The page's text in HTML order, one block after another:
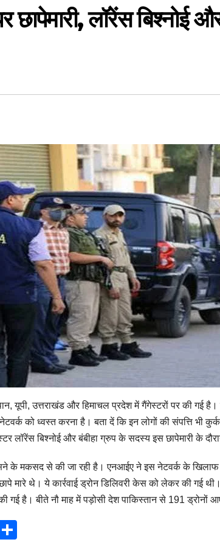
लॉरेंस बिश्नोई
यूपी, उत्तराखंड और हिमाचल प्रदेश में गैंगेस्टरों पर की गई
को ध्वस्त करना है। बता दें कि इन लोगों की संपत्ति भी
लॉरेंस बिश्नोई और बंबीहा ग्रुप के सदस्य इस छापेमारी के
के मकसद से की जा रही है। एनआईए ने इस नेटवर्क के
मारे थे। ये कार्रवाई ड्रोन डिलिवरी केस को लेकर की गई
गई है। बीते नौ माह में पड़ोसी देश पाकिस्तान से 191
R